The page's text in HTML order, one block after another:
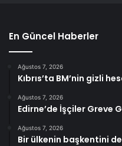
En Güncel Haberler
Ağustos 7, 2026
Kıbrıs’ta BM’nin gizli
Ağustos 7, 2026
Edirne’de İşçiler Greve
Ağustos 7, 2026
Bir ülkenin başkentini